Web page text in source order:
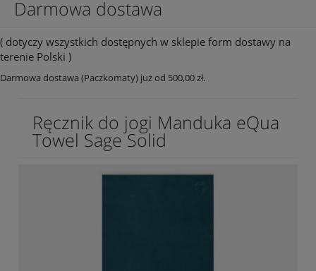
Darmowa dostawa
( dotyczy wszystkich dostępnych w sklepie form dostawy na
terenie Polski )
Darmowa dostawa (Paczkomaty) już od 500,00 zł.
Ręcznik do jogi Manduka eQua
Towel Sage Solid